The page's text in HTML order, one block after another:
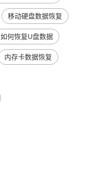
移动硬盘数据恢复
如何恢复U盘数据
内存卡数据恢复